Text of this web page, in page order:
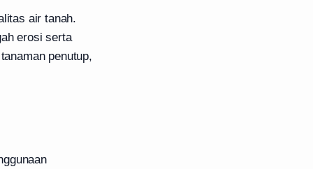
air tanah.
erosi serta
penutup,